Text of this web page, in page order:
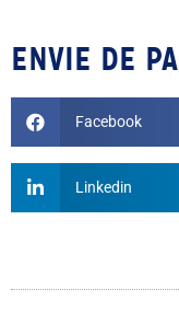
ENVIE DE
Facebook
Linkedin